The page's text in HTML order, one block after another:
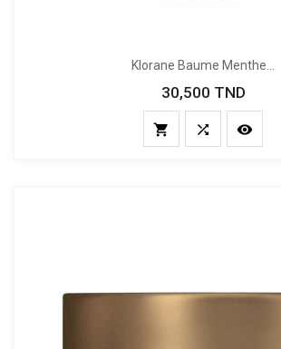
Klorane Baume Menthe...
Prix
30,500 TND
  